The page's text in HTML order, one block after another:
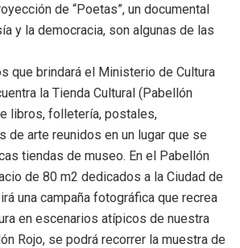
de “Poetas”, un documental
y la democracia, son algunas de las
que brindará el Ministerio de Cultura
la Tienda Cultural (Pabellón
libros, folletería, postales,
de arte reunidos en un lugar que se
tiendas de museo. En el Pabellón
de 80 m2 dedicados a la Ciudad de
una campaña fotográfica que recrea
en escenarios atípicos de nuestra
Rojo, se podrá recorrer la muestra de